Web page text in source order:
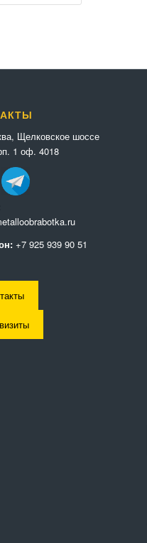
Щелковское шоссе
1 оф. 4018
+7 925 939 90 51